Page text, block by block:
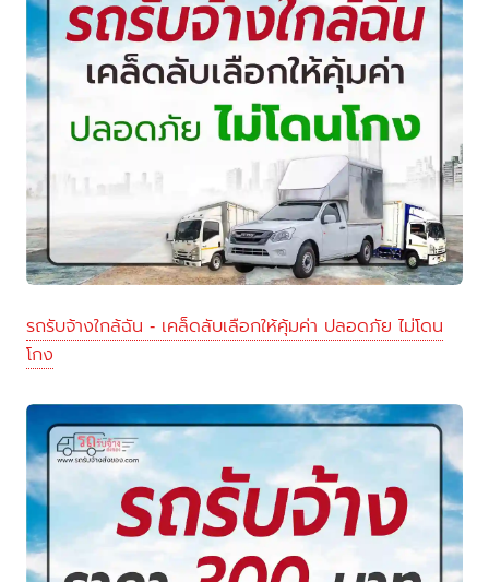
รถรับจ้างใกล้ฉัน - เคล็ดลับเลือกให้คุ้มค่า ปลอดภัย ไม่โดน
โกง